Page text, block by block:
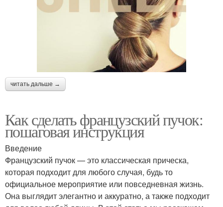
читать дальше →
Как сделать французский пучок:
пошаговая инструкция
Введение
Французский пучок — это классическая прическа,
которая подходит для любого случая, будь то
официальное мероприятие или повседневная жизнь.
Она выглядит элегантно и аккуратно, а также подходит